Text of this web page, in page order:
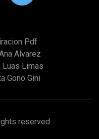
Pdf
Alvarez
Luas Limas
Gono Gini
reserved